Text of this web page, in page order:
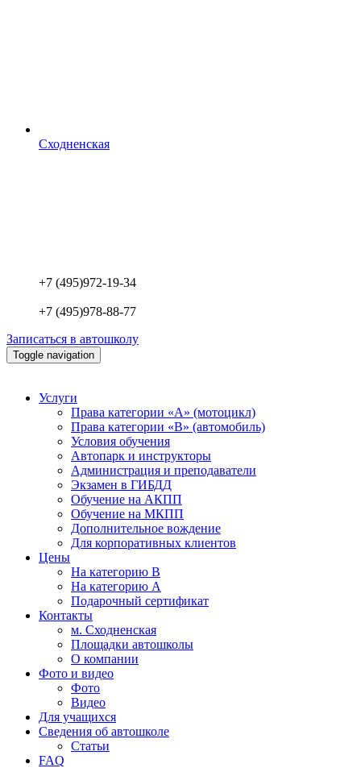
Сходненская
+7 (495)972-19-34
+7 (495)978-88-77
Записаться в автошколу
Toggle navigation
Услуги
Права категории «А» (мотоцикл)
Права категории «В» (автомобиль)
Условия обучения
Автопарк и инструкторы
Администрация и преподаватели
Экзамен в ГИБДД
Обучение на АКПП
Обучение на МКПП
Дополнительное вождение
Для корпоративных клиентов
Цены
На категорию В
На категорию A
Подарочный сертификат
Контакты
м. Сходненская
Площадки автошколы
О компании
Фото и видео
Фото
Видео
Для учащихся
Сведения об автошколе
Статьи
FAQ